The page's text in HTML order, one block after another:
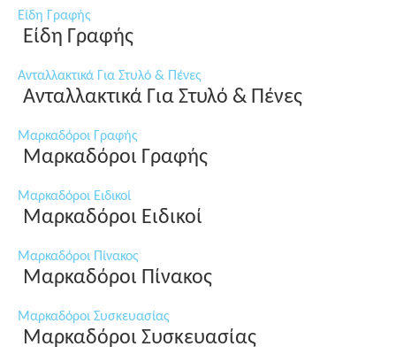
Είδη Γραφής
Είδη Γραφής
Ανταλλακτικά Για Στυλό & Πένες
Ανταλλακτικά Για Στυλό & Πένες
Μαρκαδόροι Γραφής
Μαρκαδόροι Γραφής
Μαρκαδόροι Ειδικοί
Μαρκαδόροι Ειδικοί
Μαρκαδόροι Πίνακος
Μαρκαδόροι Πίνακος
Μαρκαδόροι Συσκευασίας
Μαρκαδόροι Συσκευασίας